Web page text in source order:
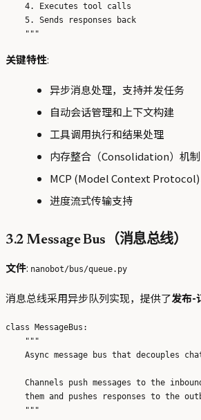
    4. Executes tool calls
    5. Sends responses back
关键特性:
异步消息处理，支持并发任务
自动会话管理和上下文构建
工具调用执行和结果处理
内存整合（Consolidation）机制
MCP (Model Context Protocol)
进度流式传输支持
3.2 Message Bus（消息总线）
文件: nanobot/bus/queue.py
消息总线采用异步队列实现，提供了发布-
class MessageBus:
    """
Async message bus that decouples
Channels push messages to the
them and pushes responses to the